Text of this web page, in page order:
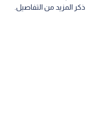
ذكر المزيد من التفاصيل.